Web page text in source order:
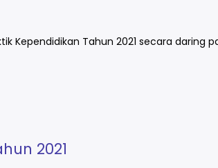
Kependidikan Tahun 2021 secara daring
2021